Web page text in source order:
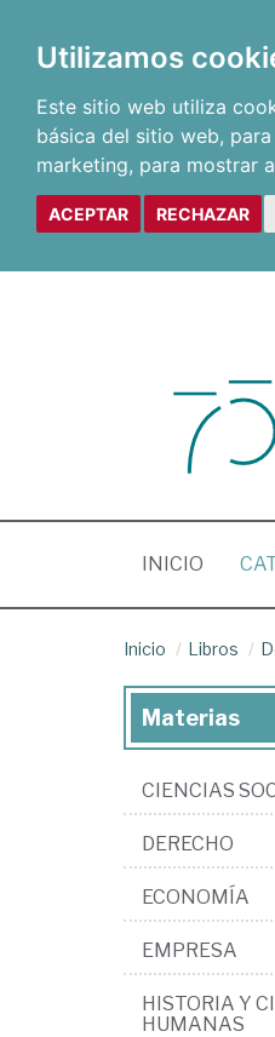
Utilizamos
Este sitio web utiliza
básica del sitio web,
marketing, para mostrar
ACEPTAR RECHAZAR
INICIO
Inicio Libros
Materias
CIENCIAS
DERECHO
ECONOMÍA
EMPRESA
HISTORIA Y
HUMANAS